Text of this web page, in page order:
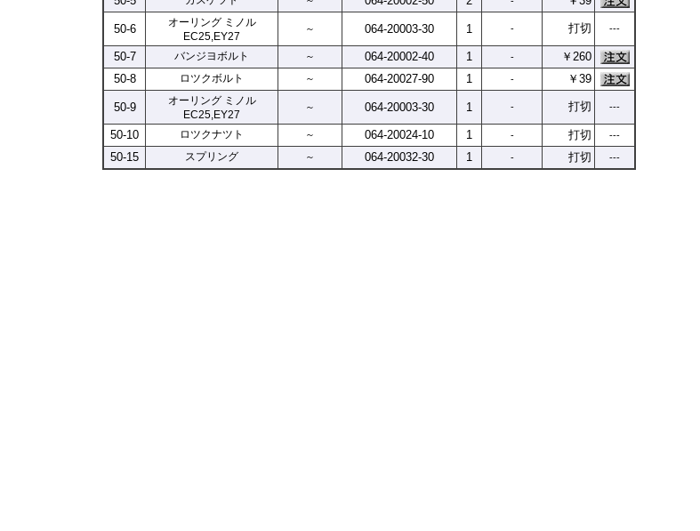
50-6
オーリング ミノル
EC25,EY27
～ 064-20003-30 1 - 打切 ---
50-7 バンジヨボルト ～ 064-20002-40 1 -
￥260
50-8
ロツクボルト ～ 064-20027-90 1 - ￥39
50-9
オーリング ミノル
EC25,EY27
～ 064-20003-30 1 - 打切 ---
50-10 ロツクナツト ～ 064-20024-10 1 - 打切 ---
50-15 スプリング ～ 064-20032-30 1 - 打切 ---